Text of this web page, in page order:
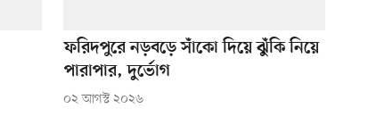
ফরিদপুরে নড়বড়ে সাঁকো দিয়ে ঝুঁকি নিয়ে
পারাপার, দুর্ভোগ
০২ আগস্ট ২০২৬